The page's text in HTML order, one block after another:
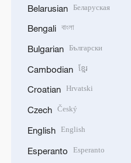
Belarusian Беларуская
Bengali বাংলা
Bulgarian Български
Cambodian ខ្មែរ
Croatian Hrvatski
Czech Český
English English
Esperanto Esperanto